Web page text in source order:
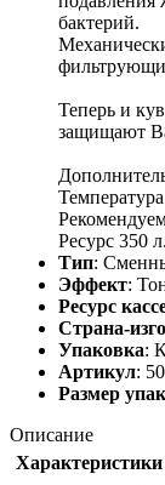
бактерий.
Теперь и
защищают
Ресурс 350 л.
Тип:
Эффект:
Ресурс
Страна-
Упаковка:
Артикул:
Размер
Описание
Характеристики